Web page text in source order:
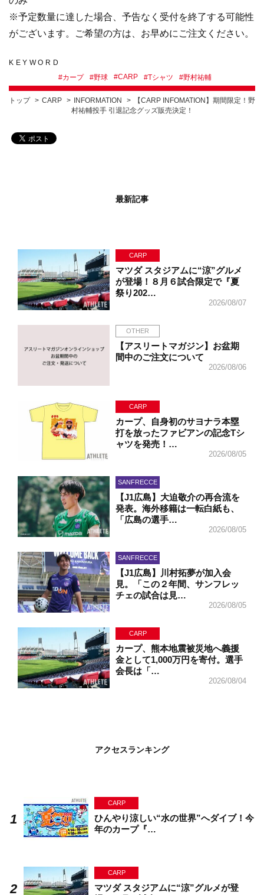
※予定数量に達した場合、予告なく受付を終了する可能性
がございます。ご希望の方は、お早めにご注文ください。
KEYWORD
#カープ #野球 #CARP #Tシャツ #野村祐輔
トップ CARP INFORMATION
【CARP INFOMATION】期間限定！野
村祐輔投手 引退記念グッズ販売決定！
最新記事
CARP
マツダ スタジアムに“涼”グルメ
が登場！８月６試合限定で『夏
祭り202…
2026/08/07
OTHER
【アスリートマガジン】お盆期
間中のご注文について
2026/08/06
CARP
カープ、自身初のサヨナラ本塁
打を放ったファビアンの記念Tシ
ャツを発売！…
2026/08/05
SANFRECCE
【J1広島】大迫敬介の再合流を
発表。海外移籍は一転白紙も、
「広島の選手…
2026/08/05
SANFRECCE
【J1広島】川村拓夢が加入会
見。「この２年間、サンフレッ
チェの試合は見…
2026/08/05
CARP
カープ、熊本地震被災地へ義援
金として1,000万円を寄付。選手
会長は「…
2026/08/04
アクセスランキング
CARP
ひんやり涼しい“水の世界”へダイブ！今
年のカープ『…
CARP
マツダ スタジアムに“涼”グルメが登